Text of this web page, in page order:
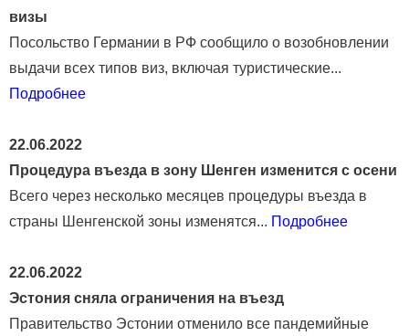
визы
Посольство Германии в РФ сообщило о возобновлении
выдачи всех типов виз, включая туристические...
Подробнее
22.06.2022
Процедура въезда в зону Шенген изменится с осени
Всего через несколько месяцев процедуры въезда в
страны Шенгенской зоны изменятся... Подробнее
22.06.2022
Эстония сняла ограничения на въезд
Правительство Эстонии отменило все пандемийные